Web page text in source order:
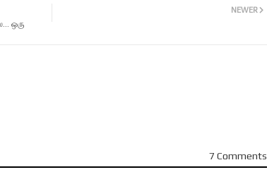
NEWER
ஒரு
7 Comments